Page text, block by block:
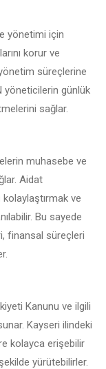
yönetimi için
korur ve
süreçlerine
yöneticilerin günlük
sağlar.
muhasebe ve
Aidat
ve
Bu sayede
finansal süreçleri
Kanunu ve ilgili
Kayseri ilindeki
kolayca erişebilir
yürütebilirler.